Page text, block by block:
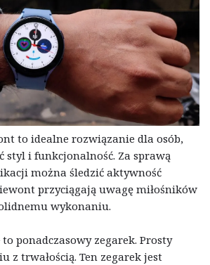
to idealne rozwiązanie dla osób,
styl i funkcjonalność. Za sprawą
można śledzić aktywność
przyciągają uwagę miłośników
wykonaniu.
to ponadczasowy zegarek. Prosty
z trwałością. Ten zegarek jest